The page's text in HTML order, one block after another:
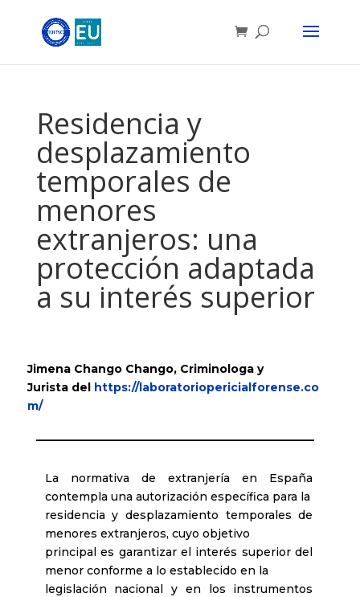
Residencia y
desplazamiento
temporales de
menores
extranjeros: una
protección adaptada
a su interés superior
Jimena Chango Chango, Criminologa y
Jurista del https://laboratoriopericialforense.co
m/
La normativa de extranjería en España
contempla una autorización específica para la
residencia y desplazamiento temporales de
menores extranjeros, cuyo objetivo
principal es garantizar el interés superior del
menor conforme a lo establecido en la
legislación nacional y en los instrumentos